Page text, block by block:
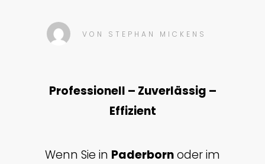
VON STEPHAN MICKENS
Professionell – Zuverlässig –
Effizient
Wenn Sie in Paderbornoder im